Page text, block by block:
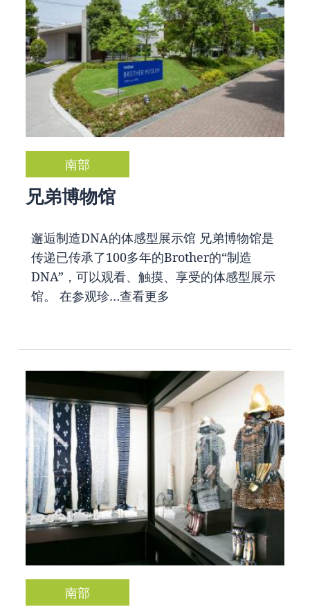
南部
兄弟博物馆
邂逅制造DNA的体感型展示馆 兄弟博物馆是
传递已传承了100多年的Brother的“制造
DNA”，可以观看、触摸、享受的体感型展示
馆。 在参观珍…查看更多
南部